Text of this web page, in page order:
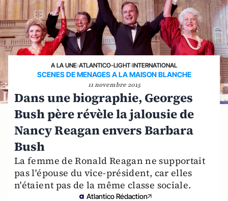
A LA UNE›ATLANTICO-LIGHT›INTERNATIONAL
SCENES DE MENAGES A LA MAISON BLANCHE
11 novembre 2015
Dans une biographie, Georges
Bush père révèle la jalousie de
Nancy Reagan envers Barbara
Bush
La femme de Ronald Reagan ne supportait
pas l'épouse du vice-président, car elles
n'étaient pas de la même classe sociale.
Atlantico Rédaction